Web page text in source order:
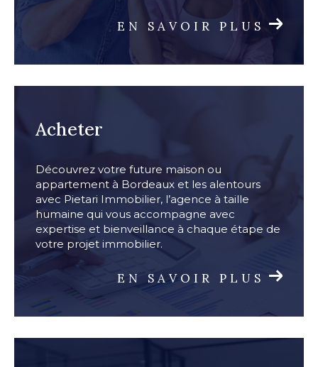
EN SAVOIR PLUS
Acheter
Découvrez votre future maison ou
appartement à Bordeaux et les alentours
avec Pietari Immobilier, l’agence à taille
humaine qui vous accompagne avec
expertise et bienveillance à chaque étape de
votre projet immobilier.
EN SAVOIR PLUS